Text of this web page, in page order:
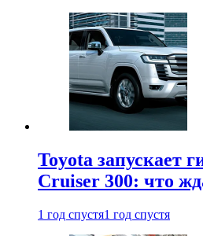
Toyota запускает
Cruiser 300: что
1 год спустя1 год спустя